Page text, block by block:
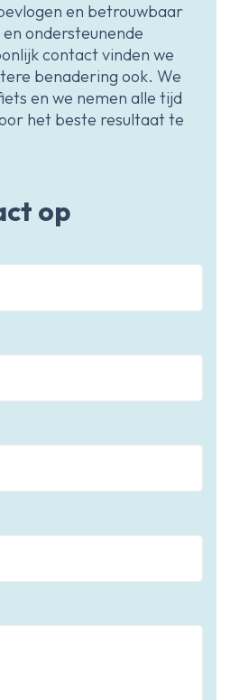
en betrouwbaar
ondersteunende
contact vinden we
benadering ook. We
en we nemen alle tijd
het beste resultaat te
op